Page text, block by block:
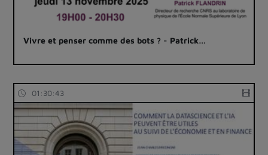
Vivre et penser comme des bots ? - Patrick…
01:30:43